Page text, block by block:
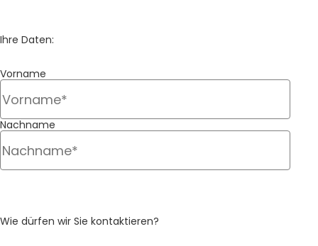
Ihre Daten:
container1_reinigung
Vorname
Nachname
Wie dürfen wir Sie kontaktieren?